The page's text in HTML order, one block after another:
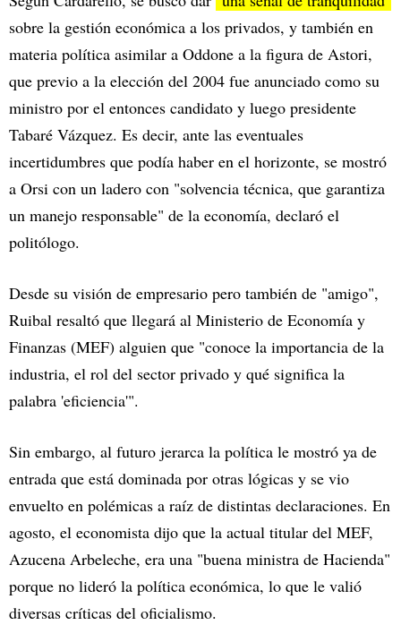
sobre la gestión económica a los privados, y también en
materia política asimilar a Oddone a la figura de Astori,
que previo a la elección del 2004 fue anunciado como su
ministro por el entonces candidato y luego presidente
Tabaré Vázquez. Es decir, ante las eventuales
incertidumbres que podía haber en el horizonte, se mostró
a Orsi con un ladero con "solvencia técnica, que garantiza
un manejo responsable" de la economía, declaró el
politólogo.
Desde su visión de empresario pero también de "amigo",
Ruibal resaltó que llegará al Ministerio de Economía y
Finanzas (MEF) alguien que "conoce la importancia de la
industria, el rol del sector privado y qué significa la
palabra 'eficiencia'".
Sin embargo, al futuro jerarca la política le mostró ya de
entrada que está dominada por otras lógicas y se vio
envuelto en polémicas a raíz de distintas declaraciones. En
agosto, el economista dijo que la actual titular del MEF,
Azucena Arbeleche, era una "buena ministra de Hacienda"
porque no lideró la política económica, lo que le valió
diversas críticas del oficialismo.